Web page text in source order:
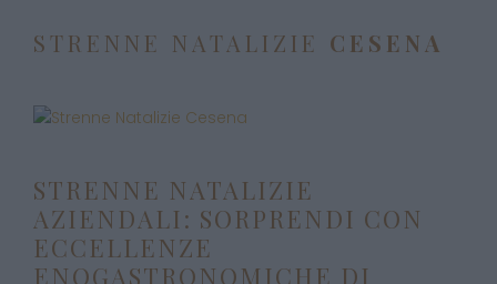
STRENNE NATALIZIE CESENA
STRENNE NATALIZIE
AZIENDALI: SORPRENDI CON
ECCELLENZE
ENOGASTRONOMICHE DI